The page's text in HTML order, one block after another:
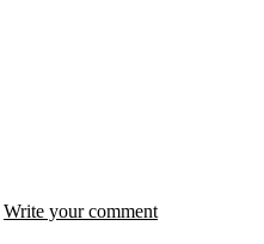
Write your comment